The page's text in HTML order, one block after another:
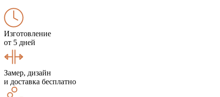
Изготовление
от 5 дней
Замер, дизайн
и доставка бесплатно